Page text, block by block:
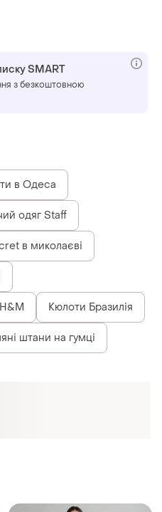
SMART
з безкоштовною
в Одеса
одяг Staff
в миколаєві
Кюлоти Бразилія
штани на гумці